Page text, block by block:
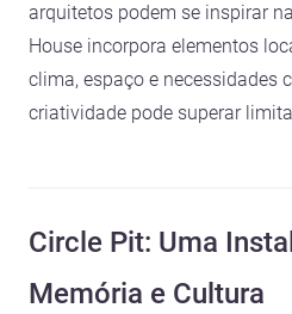
arquitetos podem se inspirar
House incorpora elementos
clima, espaço e necessidades
criatividade pode superar
Circle Pit: Uma
Memória e Cultura